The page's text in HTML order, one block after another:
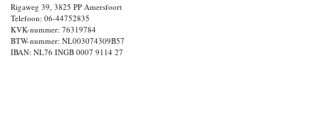
Rigaweg 39, 3825 PP Amersfoort
Telefoon: 06-44752835
KVK-nummer: 76319784
BTW-nummer: NL003074309B57
IBAN: NL76 INGB 0007 9114 27